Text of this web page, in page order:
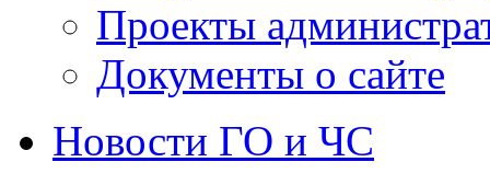
Проекты
Документы о сайте
Новости ГО и ЧС